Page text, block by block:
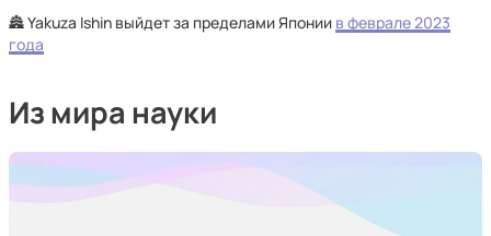
🏯 Yakuza Ishin выйдет за пределами Японии в феврале 2023
года
Из мира науки